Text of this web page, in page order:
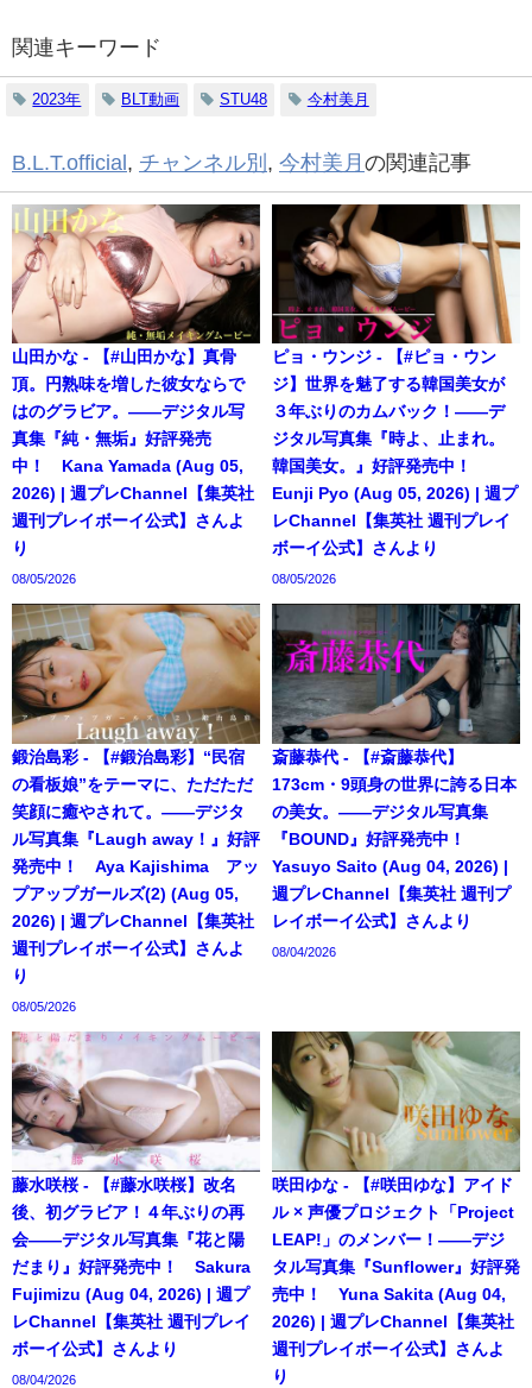
関連キーワード
2023年 BLT動画 STU48 今村美月
B.L.T.official , チャンネル別 , 今村美月 の関連記事
山田かな - 【#山田かな】真骨
頂。円熟味を増した彼女ならで
はのグラビア。――デジタル写
真集『純・無垢』好評発売
中！ Kana Yamada (Aug 05,
2026) | 週プレChannel【集英社
週刊プレイボーイ公式】さんよ
り
08/05/2026
ピョ・ウンジ - 【#ピョ・ウン
ジ】世界を魅了する韓国美女が
３年ぶりのカムバック！――デ
ジタル写真集『時よ、止まれ。
韓国美女。』好評発売中！
Eunji Pyo (Aug 05, 2026) | 週プ
レChannel【集英社 週刊プレイ
ボーイ公式】さんより
08/05/2026
鍛治島彩 - 【#鍛治島彩】“民宿
の看板娘”をテーマに、ただただ
笑顔に癒やされて。――デジタ
ル写真集『Laugh away！』好評
発売中！ Aya Kajishima アッ
プアップガールズ(2) (Aug 05,
2026) | 週プレChannel【集英社
週刊プレイボーイ公式】さんよ
り
08/05/2026
斎藤恭代 - 【#斎藤恭代】
173cm・9頭身の世界に誇る日本
の美女。――デジタル写真集
『BOUND』好評発売中！
Yasuyo Saito (Aug 04, 2026) |
週プレChannel【集英社 週刊プ
レイボーイ公式】さんより
08/04/2026
藤水咲桜 - 【#藤水咲桜】改名
後、初グラビア！４年ぶりの再
会――デジタル写真集『花と陽
だまり』好評発売中！ Sakura
Fujimizu (Aug 04, 2026) | 週プ
レChannel【集英社 週刊プレイ
ボーイ公式】さんより
08/04/2026
咲田ゆな - 【#咲田ゆな】アイド
ル × 声優プロジェクト「Project
LEAP!」のメンバー！――デジ
タル写真集『Sunflower』好評発
売中！ Yuna Sakita (Aug 04,
2026) | 週プレChannel【集英社
週刊プレイボーイ公式】さんよ
り